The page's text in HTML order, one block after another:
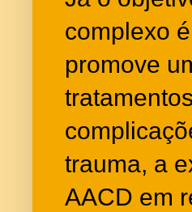
complexo
promove
trauma, a
AACD em